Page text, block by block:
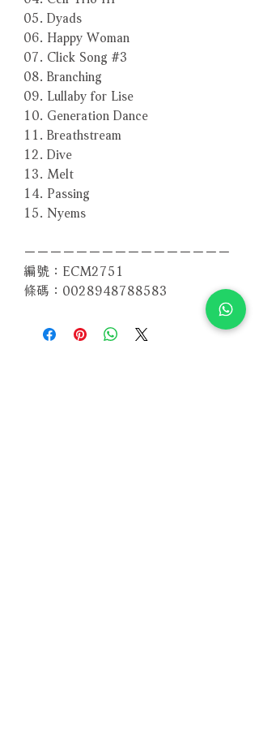
05. Dyads
06. Happy Woman
07. Click Song #3
08. Branching
09. Lullaby for Lise
10. Generation Dance
11. Breathstream
12. Dive
13. Melt
14. Passing
15. Nyems
－－－－－－－－－－－－－－－－
編號：ECM2751
條碼：0028948788583